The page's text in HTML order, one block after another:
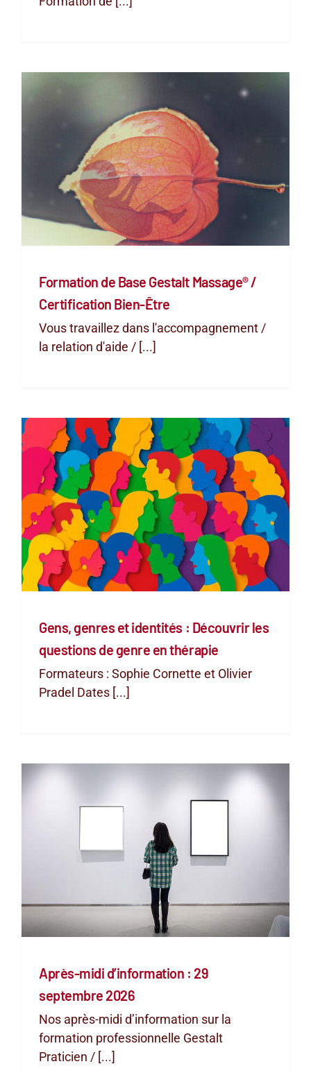
Formation de Base Gestalt Massage® /
Certification Bien-Être
Vous travaillez dans l'accompagnement /
la relation d'aide / [...]
Gens, genres et identités : Découvrir les
questions de genre en thérapie
Formateurs : Sophie Cornette et Olivier
Pradel Dates [...]
Après-midi d’information : 29
septembre 2026
Nos après-midi d’information sur la
formation professionnelle Gestalt
Praticien / [...]